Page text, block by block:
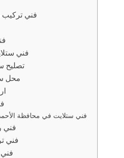
فني تركيب
فني
تصليح
محل
فني ستلايت في محافظة
فني
فني